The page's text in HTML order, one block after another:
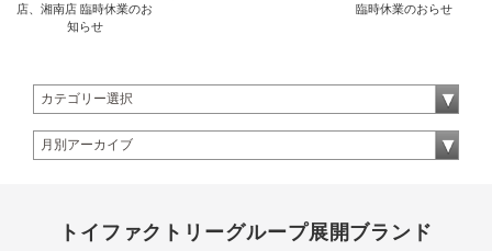
店、湘南店 臨時休業のお
知らせ
臨時休業のおらせ
トイファクトリーグループ展開ブランド